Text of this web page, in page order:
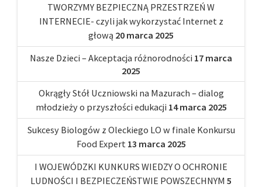
TWORZYMY BEZPIECZNĄ PRZESTRZEŃ W
INTERNECIE- czyli jak wykorzystać Internet z
głową 20 marca 2025
Nasze Dzieci – Akceptacja różnorodności 17 marca
2025
Okrągły Stół Uczniowski na Mazurach – dialog
młodzieży o przyszłości edukacji 14 marca 2025
Sukcesy Biologów z Oleckiego LO w finale Konkursu
Food Expert 13 marca 2025
I WOJEWÓDZKI KUNKURS WIEDZY O OCHRONIE
LUDNOŚCI I BEZPIECZEŃSTWIE POWSZECHNYM 5